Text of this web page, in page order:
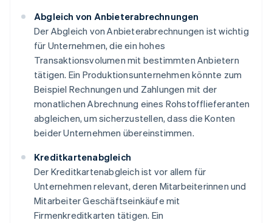
Abgleich von Anbieterabrechnungen
Der Abgleich von Anbieterabrechnungen ist wichtig
für Unternehmen, die ein hohes
Transaktionsvolumen mit bestimmten Anbietern
tätigen. Ein Produktionsunternehmen könnte zum
Beispiel Rechnungen und Zahlungen mit der
monatlichen Abrechnung eines Rohstofflieferanten
abgleichen, um sicherzustellen, dass die Konten
beider Unternehmen übereinstimmen.
Kreditkartenabgleich
Der Kreditkartenabgleich ist vor allem für
Unternehmen relevant, deren Mitarbeiterinnen und
Mitarbeiter Geschäftseinkäufe mit
Firmenkreditkarten tätigen. Ein